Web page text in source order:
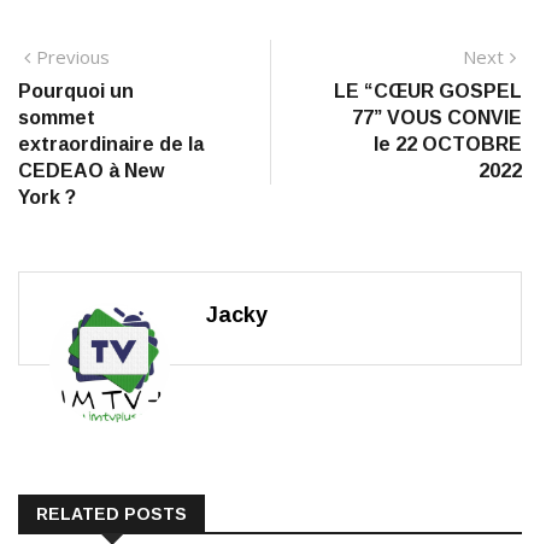
Navigation
de
l’article
Previous
post:
Pourquoi un
sommet
extraordinaire de la
CEDEAO à New
York ?
Next
LE “CŒUR GOSPEL
77” VOUS CONVIE
le 22 OCTOBRE
2022
Jacky
RELATED POSTS